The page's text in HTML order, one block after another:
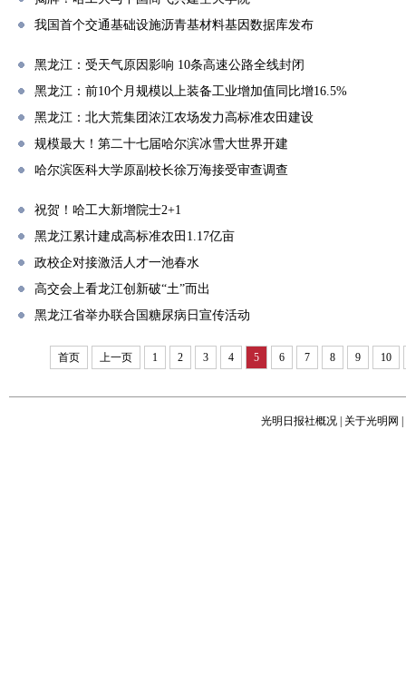
我国首个交通基础设施沥青基材料基因数据库发布
黑龙江：受天气原因影响 10条高速公路全线封闭
黑龙江：前10个月规模以上装备工业增加值同比增16.5%
黑龙江：北大荒集团浓江农场发力高标准农田建设
规模最大！第二十七届哈尔滨冰雪大世界开建
哈尔滨医科大学原副校长徐万海接受审查调查
祝贺！哈工大新增院士2+1
黑龙江累计建成高标准农田1.17亿亩
政校企对接激活人才一池春水
高交会上看龙江创新破“土”而出
黑龙江省举办联合国糖尿病日宣传活动
首页 上一页 1 2 3 4 5 6 7 8 9 10
光明日报社概况 关于光明网